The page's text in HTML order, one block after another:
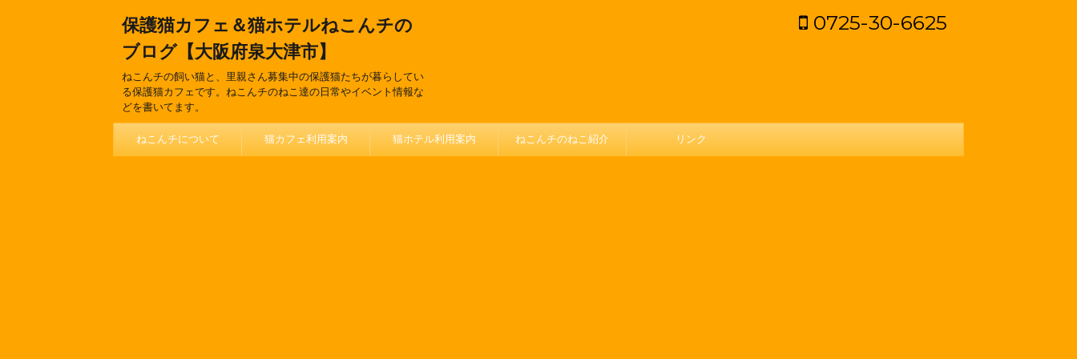
保護猫カフェ＆猫ホテルねこんチの
ブログ【大阪府泉大津市】
ねこんチの飼い猫と、里親さん募集中の保護猫たちが暮らしてい
る保護猫カフェです。ねこんチのねこ達の日常やイベント情報な
どを書いてます。
0725-30-6625
ねこんチについて 猫カフェ利用案内 猫ホテル利用案内 ねこんチのねこ紹介 リンク